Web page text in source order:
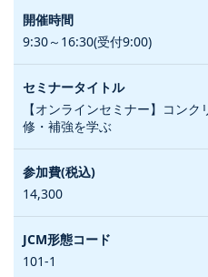
9:30～16:30(受付9:00)
【オンラインセミナー】コン
修・補強を学ぶ
14,300
101-1